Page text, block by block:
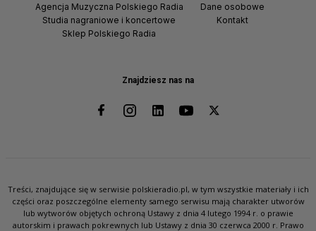
Znajdziesz nas na
Agencja Muzyczna Polskiego Radia
Studia nagraniowe i koncertowe
Sklep Polskiego Radia
Dane osobowe
Kontakt
Treści, znajdujące się w serwisie polskieradio.pl, w tym wszystkie materiały i ich
części oraz poszczególne elementy samego serwisu mają charakter utworów
lub wytworów objętych ochroną Ustawy z dnia 4 lutego 1994 r. o prawie
autorskim i prawach pokrewnych lub Ustawy z dnia 30 czerwca 2000 r. Prawo